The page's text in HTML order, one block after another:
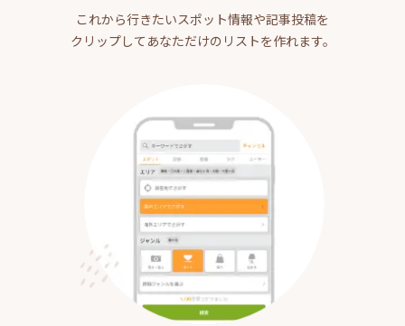
これから行きたいスポット情報や記事投稿を
クリップしてあなただけのリストを作れます。